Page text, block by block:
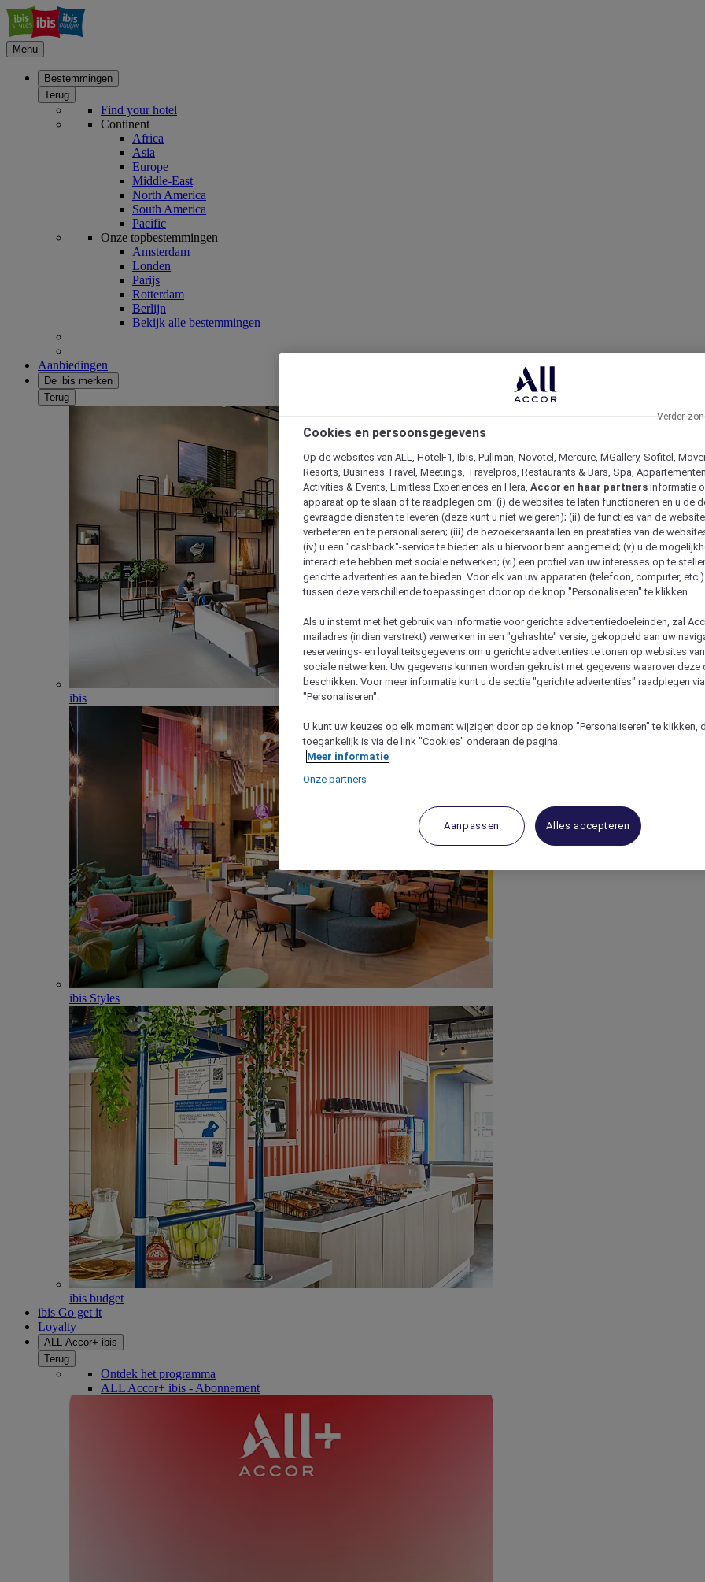
Menu
Bestemmingen
Terug
Find your hotel
Continent
Africa
Asia
Europe
Middle-East
North America
South America
Pacific
Onze topbestemmingen
Amsterdam
Londen
Parijs
Rotterdam
Berlijn
Bekijk alle bestemmingen
Aanbiedingen
De ibis merken
Terug
ibis
ibis Styles
ibis budget
ibis Go get it
Loyalty
ALL Accor+ ibis
Terug
Ontdek het programma
ALL Accor+ ibis - Abonnement
Cookies en persoonsgegevens
Op de websites van ALL, HotelF1, Ibis, Pullman, Novotel, Mercure, MGallery, Sofitel,
Resorts, Business Travel, Meetings, Travelpros, Restaurants & Bars, Spa,
Activities & Events, Limitless Experiences en Hera, Accor en haar partners informatie
apparaat op te slaan of te raadplegen om: (i) de websites te laten functioneren en u de
gevraagde diensten te leveren (deze kunt u niet weigeren); (ii) de functies van de
verbeteren en te personaliseren; (iii) de bezoekersaantallen en prestaties van de
(iv) u een "cashback"-service te bieden als u hiervoor bent aangemeld; (v) u de
interactie te hebben met sociale netwerken; (vi) een profiel van uw interesses op te
gerichte advertenties aan te bieden. Voor elk van uw apparaten (telefoon, computer,
tussen deze verschillende toepassingen door op de knop "Personaliseren" te klikken.
Als u instemt met het gebruik van informatie voor gerichte advertentiedoeleinden, zal
mailadres (indien verstrekt) verwerken in een "gehashte" versie, gekoppeld aan uw
reserverings- en loyaliteitsgegevens om u gerichte advertenties te tonen op websites
sociale netwerken. Uw gegevens kunnen worden gekruist met gegevens waarover deze
beschikken. Voor meer informatie kunt u de sectie "gerichte advertenties" raadplegen
"Personaliseren".
U kunt uw keuzes op elk moment wijzigen door op de knop "Personaliseren" te klikken,
toegankelijk is via de link "Cookies" onderaan de pagina.
Meer informatie
Onze partners
Aanpassen Alles accepteren
Verder